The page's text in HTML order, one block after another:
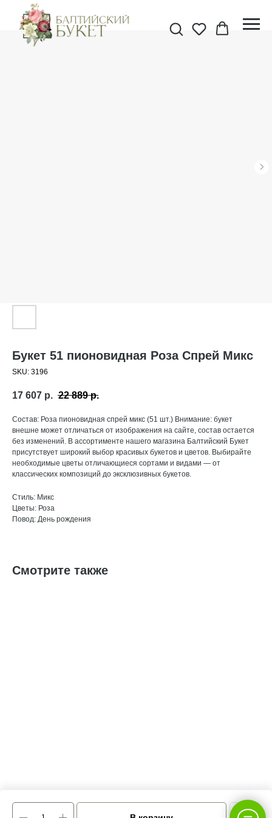
Букет 51 пионовидная Роза Спрей Микс
SKU: 3196
17 607 р. 22 889 р.
Состав: Роза пионовидная спрей микс (51 шт.) Внимание: букет
внешне может отличаться от изображения на сайте, состав остается
без изменений. В ассортименте нашего магазина Балтийский Букет
присутствует широкий выбор красивых букетов и цветов. Выбирайте
необходимые цветы отличающиеся сортами и видами — от
классических композиций до эксклюзивных букетов.
Стиль: Микс
Цветы: Роза
Повод: День рождения
Смотрите также